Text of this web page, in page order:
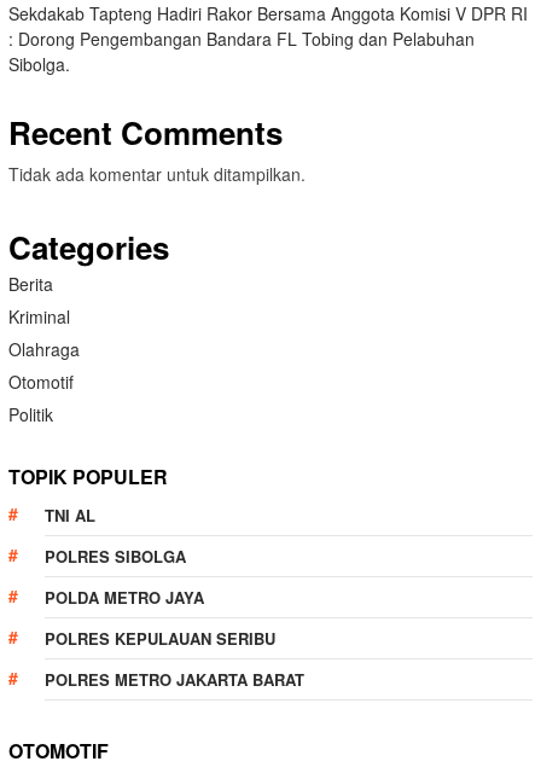
Sekdakab Tapteng Hadiri Rakor Bersama Anggota Komisi V DPR RI
: Dorong Pengembangan Bandara FL Tobing dan Pelabuhan
Sibolga.
Recent Comments
Tidak ada komentar untuk ditampilkan.
Categories
Berita
Kriminal
Olahraga
Otomotif
Politik
TOPIK POPULER
TNI AL
POLRES SIBOLGA
POLDA METRO JAYA
POLRES KEPULAUAN SERIBU
POLRES METRO JAKARTA BARAT
OTOMOTIF